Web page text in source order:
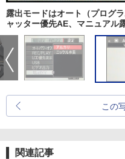
露出モードはオート（プログ
ャッター優先AE、マニュアル
この
関連記事